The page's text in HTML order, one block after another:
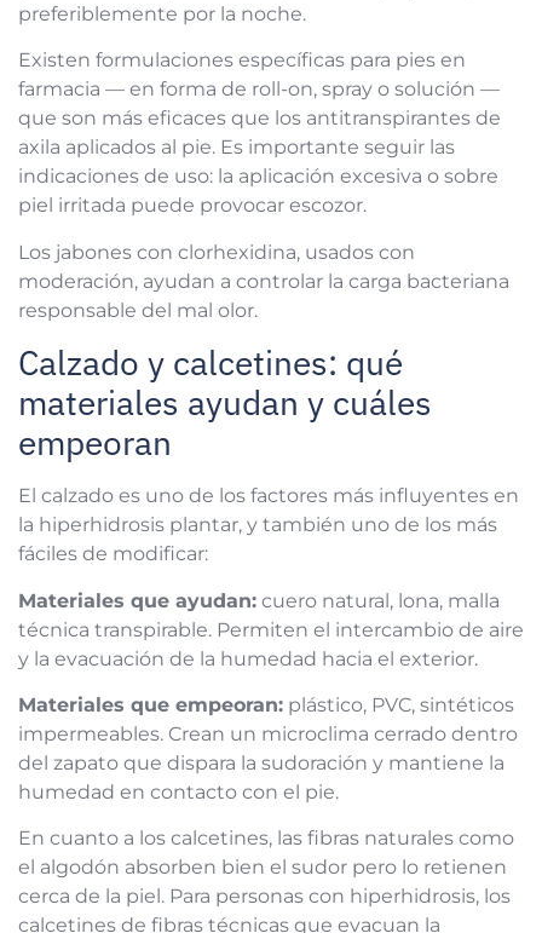
preferiblemente por la noche.
Existen formulaciones específicas para pies en
farmacia — en forma de roll-on, spray o solución —
que son más eficaces que los antitranspirantes de
axila aplicados al pie. Es importante seguir las
indicaciones de uso: la aplicación excesiva o sobre
piel irritada puede provocar escozor.
Los jabones con clorhexidina, usados con
moderación, ayudan a controlar la carga bacteriana
responsable del mal olor.
Calzado y calcetines: qué
materiales ayudan y cuáles
empeoran
El calzado es uno de los factores más influyentes en
la hiperhidrosis plantar, y también uno de los más
fáciles de modificar:
Materiales que ayudan: cuero natural, lona, malla
técnica transpirable. Permiten el intercambio de aire
y la evacuación de la humedad hacia el exterior.
Materiales que empeoran: plástico, PVC, sintéticos
impermeables. Crean un microclima cerrado dentro
del zapato que dispara la sudoración y mantiene la
humedad en contacto con el pie.
En cuanto a los calcetines, las fibras naturales como
el algodón absorben bien el sudor pero lo retienen
cerca de la piel. Para personas con hiperhidrosis, los
calcetines de fibras técnicas que evacuan la